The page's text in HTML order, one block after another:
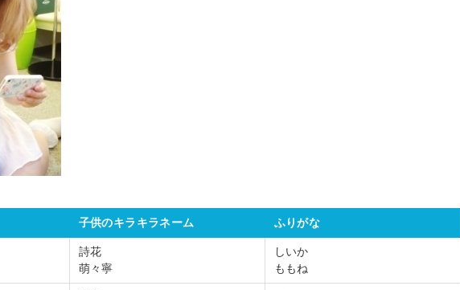
子供のキラキラネーム ふりがな
詩花
萌々寧
しいか
ももね